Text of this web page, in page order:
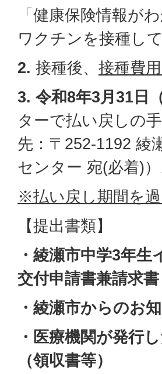
「健康保険情報が
ワクチンを接種し
2. 接種後、 接種費
3. 令和8年3月31日
ターで払い戻しの
先：〒252-1192 綾
センター 宛(必着)）
※払い戻し期間を
【提出書類】
・綾瀬市中学3年
交付申請書兼請求
・綾瀬市からのお
・医療機関が発行
（領収書等）